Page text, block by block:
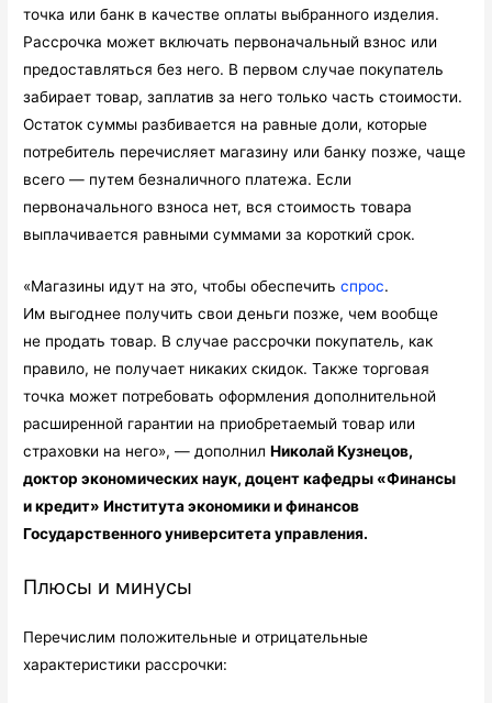
точка или банк в качестве оплаты выбранного изделия.
Рассрочка может включать первоначальный взнос или
предоставляться без него. В первом случае покупатель
забирает товар, заплатив за него только часть стоимости.
Остаток суммы разбивается на равные доли, которые
потребитель перечисляет магазину или банку позже, чаще
всего — путем безналичного платежа. Если
первоначального взноса нет, вся стоимость товара
выплачивается равными суммами за короткий срок.
«Магазины идут на это, чтобы обеспечитьспрос.
Им выгоднее получить свои деньги позже, чем вообще
не продать товар. В случае рассрочки покупатель, как
правило, не получает никаких скидок. Также торговая
точка может потребовать оформления дополнительной
расширенной гарантии на приобретаемый товар или
страховки на него», — дополнилНиколай Кузнецов,
доктор экономических наук, доцент кафедры «Финансы
и кредит» Института экономики и финансов
Государственного университета управления.
Плюсы и минусы
Перечислим положительные и отрицательные
характеристики рассрочки: